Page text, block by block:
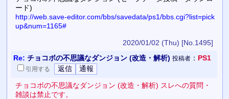
ード)
http://web.save-editor.com/bbs/savedata/ps1/bbs.cgi?list=pick
up&num=1165#
2020/01/02 (Thu) [No.1495]
Re: チョコボの不思議なダンジョン (改造・解析) 投稿者： PS1
引用する
チョコボの不思議なダンジョン (改造・解析) スレへの質問・
雑談は禁止です。